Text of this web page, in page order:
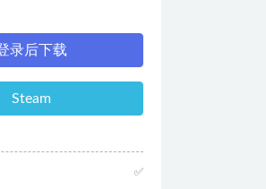
录后下载
Steam
✅